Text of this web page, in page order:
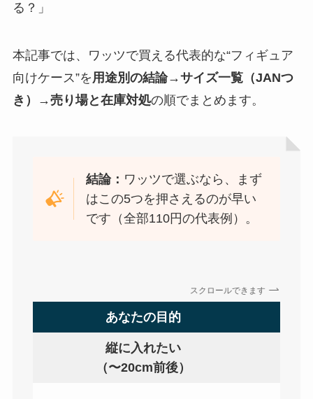
る？」
本記事では、ワッツで買える代表的な“フィギュア
向けケース”を用途別の結論→サイズ一覧（JANつ
き）→売り場と在庫対処の順でまとめます。
結論： ワッツで選ぶなら、まず
はこの5つを押さえるのが早い
です（全部110円の代表例）。
スクロールできます
あなたの目的
縦に入れたい
（〜20cm前後）